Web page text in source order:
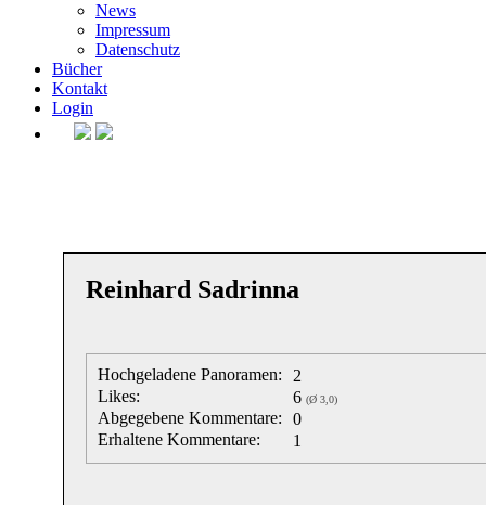
News
Impressum
Datenschutz
Bücher
Kontakt
Login
Reinhard Sadrinna
Hochgeladene Panoramen:
2
Likes:
6 (Ø 3,0)
Abgegebene Kommentare:
0
Erhaltene Kommentare:
1